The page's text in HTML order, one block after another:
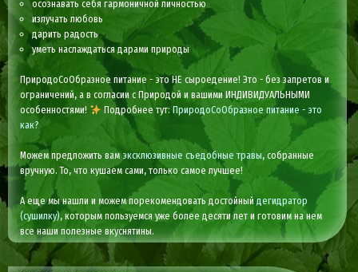
осознавать себя гармоничной личностью
излучать любовь
дарить радость
уметь наслаждаться дарами природы
ПриродоСоОбразное питание - это НЕ сыроедение! Это - без запретов и
ограничений, а в согласии с Природой и вашими ИНДИВИДУАЛЬНЫМИ
особенностями!
Подробнее тут: ПриродоСоОбразное питание - это
как?
Можем предложить вамэксклюзивные съедобные травы, собранные
вручную. То, что кушаем сами, только самое лучшее!
А еще мы нашли и можем порекомендовать достойныйдегидратор
(сушилку), которым пользуемся уже более десяти лет и готовим на нем
все наши полезные вкуснятины.